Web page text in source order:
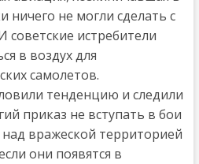
ничего не могли сделать с
советские истребители
в воздух для
самолетов.
тенденцию и следили
приказ не вступать в бои
вражеской территорией
они появятся в